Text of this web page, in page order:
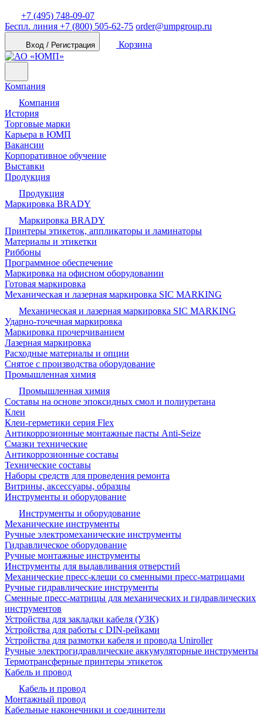
+7 (495) 748-09-07
Беспл. линия +7 (800) 505-62-75 order@umpgroup.ru
Вход / Регистрация Корзина
Компания
Компания
История
Торговые марки
Карьера в ЮМП
Вакансии
Корпоративное обучение
Выставки
Продукция
Продукция
Маркировка BRADY
Маркировка BRADY
Принтеры этикеток, аппликаторы и ламинаторы
Материалы и этикетки
Риббоны
Программное обеспечение
Маркировка на офисном оборудовании
Готовая маркировка
Механическая и лазерная маркировка SIC MARKING
Механическая и лазерная маркировка SIC MARKING
Ударно-точечная маркировка
Маркировка прочерчиванием
Лазерная маркировка
Расходные материалы и опции
Снятое с производства оборудование
Промышленная химия
Промышленная химия
Составы на основе эпоксидных смол и полиуретана
Клеи
Клеи-герметики серия Flex
Антикоррозионные монтажные пасты Anti-Seize
Смазки технические
Антикоррозионные составы
Технические составы
Наборы средств для проведения ремонта
Витрины, аксессуары, образцы
Инструменты и оборудование
Инструменты и оборудование
Механические инструменты
Ручные электромеханические инструменты
Гидравлическое оборудование
Ручные монтажные инструменты
Инструменты для выдавливания отверстий
Механические пресс-клещи со сменными пресс-матрицами
Ручные гидравлические инструменты
Сменные пресс-матрицы для механических и гидравлических
инструментов
Устройства для закладки кабеля (УЗК)
Устройства для работы с DIN-рейками
Устройства для размотки кабеля и провода Uniroller
Ручные электрогидравлические аккумуляторные инструменты
Термотрансферные принтеры этикеток
Кабель и провод
Кабель и провод
Монтажный провод
Кабельные наконечники и соединители